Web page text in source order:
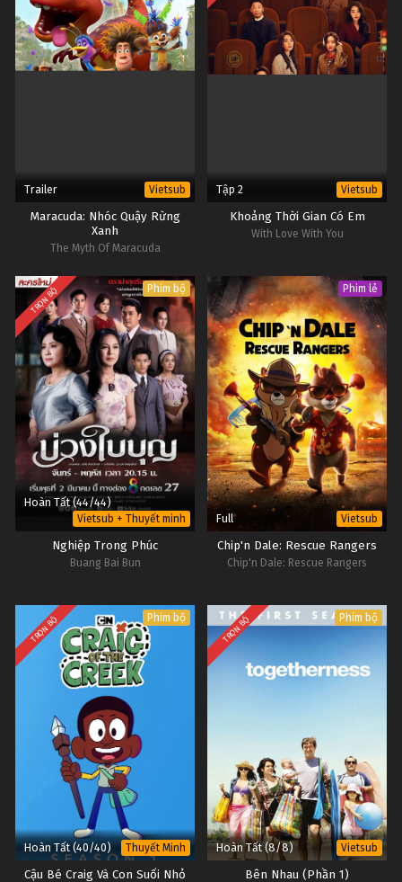
Trailer Vietsub
Maracuda: Nhóc Quậy Rừng
Xanh
The Myth Of Maracuda
Tập 2 Vietsub
Khoảng Thời Gian Có Em
With Love With You
TRỌN BỘ Phim bộ
Hoàn Tất (44/44)
Vietsub + Thuyết minh
Nghiệp Trong Phúc
Buang Bai Bun
Phim lẻ
Full Vietsub
Chip'n Dale: Rescue Rangers
Chip'n Dale: Rescue Rangers
TRỌN BỘ Phim bộ
Hoàn Tất (40/40) Thuyết Minh
Cậu Bé Craig Và Con Suối Nhỏ
TRỌN BỘ Phim bộ
Hoàn Tất (8/8) Vietsub
Bên Nhau (Phần 1)